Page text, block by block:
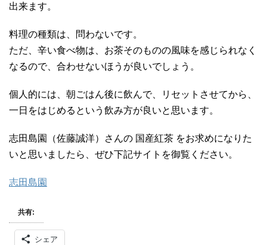
出来ます。
料理の種類は、問わないです。
ただ、辛い食べ物は、お茶そのものの風味を感じられなく
なるので、合わせないほうが良いでしょう。
個人的には、朝ごはん後に飲んで、リセットさせてから、
一日をはじめるという飲み方が良いと思います。
志田島園（佐藤誠洋）さんの 国産紅茶 をお求めになりた
いと思いましたら、ぜひ下記サイトを御覧ください。
志田島園
共有:
シェア